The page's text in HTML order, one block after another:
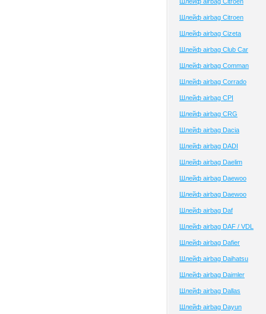
Шлейф airbag Citroen
Шлейф airbag Cizeta
Шлейф airbag Club Сar
Шлейф airbag Comman
Шлейф airbag Corrado
Шлейф airbag CPI
Шлейф airbag CRG
Шлейф airbag Dacia
Шлейф airbag DADI
Шлейф airbag Daelim
Шлейф airbag Daewoo
Шлейф airbag Daewoo
Шлейф airbag Daf
Шлейф airbag DAF / VDL
Шлейф airbag Dafier
Шлейф airbag Daihatsu
Шлейф airbag Daimler
Шлейф airbag Dallas
Шлейф airbag Dayun